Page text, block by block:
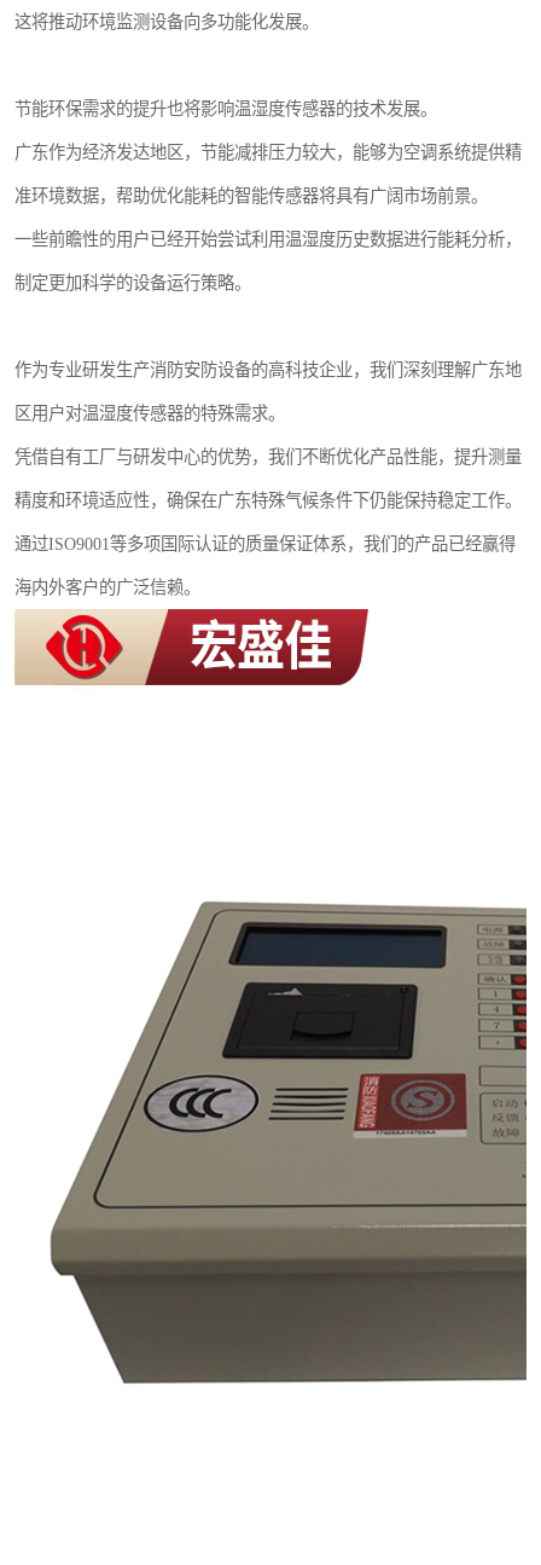
这将推动环境监测设备向多功能化发展。
节能环保需求的提升也将影响温湿度传感器的技术发展。
广东作为经济发达地区，节能减排压力较大，能够为空调系统提供精
准环境数据，帮助优化能耗的智能传感器将具有广阔市场前景。
一些前瞻性的用户已经开始尝试利用温湿度历史数据进行能耗分析，
制定更加科学的设备运行策略。
作为专业研发生产消防安防设备的高科技企业，我们深刻理解广东地
区用户对温湿度传感器的特殊需求。
凭借自有工厂与研发中心的优势，我们不断优化产品性能，提升测量
精度和环境适应性，确保在广东特殊气候条件下仍能保持稳定工作。
通过ISO9001等多项国际认证的质量保证体系，我们的产品已经赢得
海内外客户的广泛信赖。